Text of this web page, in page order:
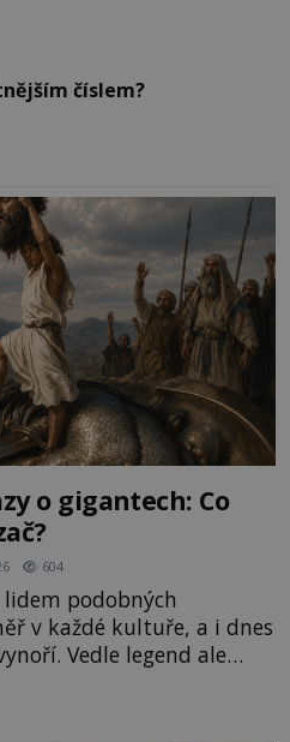
číslem?
o gigantech: Co
604
podobných
v každé kultuře, a i dnes
Vedle legend ale
staveb či dokonce
dokazují, že obři